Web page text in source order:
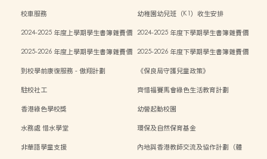
校車服務
幼稚園幼兒班（K1）收生安排
2024-2025 年度上學期學生書簿雜費價 2024-2025 年度下學期學生書簿雜費價
2025-2026 年度上學期學生書簿雜費價 2025-2026 年度下學期學生書簿雜費價
到校學前康復服務 - 傲翔計劃
《保良局守護兒童政策》
駐校社工
齊惜福賽馬會綠色生活教育計劃
香港綠色學校獎
幼營起動校園
水務處 惜水學堂
環保及自然保育基金
非華語學童支援
內地與香港教師交流及協作計劃（體